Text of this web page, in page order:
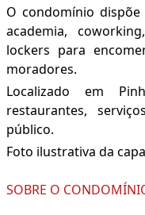
O condomínio
academia,
lockers para
moradores.
Localizado em
restaurantes,
público.
Foto ilustrativa da
SOBRE O